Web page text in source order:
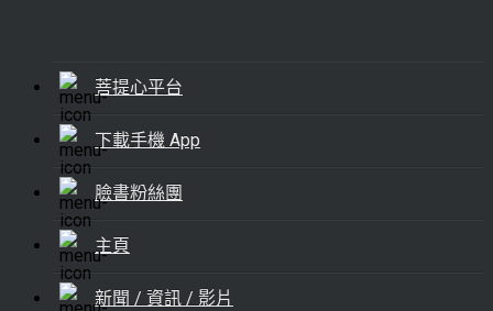
菩提心平台
下載手機 App
臉書粉絲團
主頁
新聞 / 資訊 / 影片